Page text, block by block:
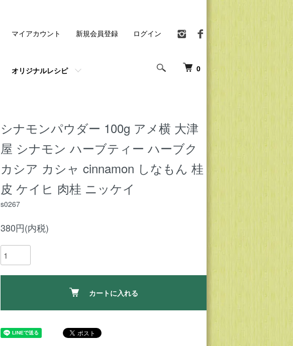
0
オリジナルレシピ
マイアカウント 新規会員登録 ログイン
シナモンパウダー 100g アメ横 大津
屋 シナモン ハーブティー ハーブク
カシア カシャ cinnamon しなもん 桂
皮 ケイヒ 肉桂 ニッケイ
s0267
380円(内税)
カートに入れる